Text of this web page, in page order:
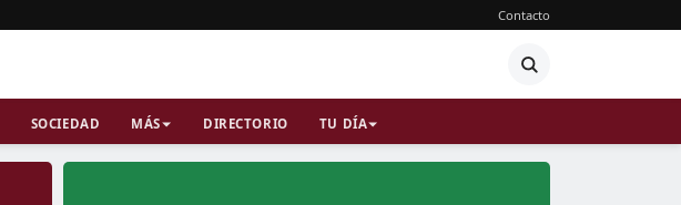
Contacto
SOCIEDAD MÁS DIRECTORIO TU DÍA